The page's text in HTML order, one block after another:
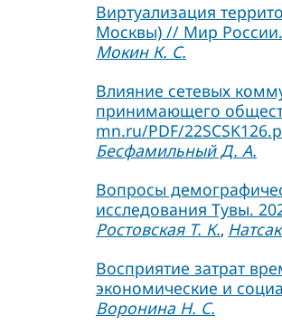
Виртуализация
Москвы) // Мир
Мокин К. С.
Влияние сетевых
принимающего
mn.ru/PDF/
Бесфамильный Д. А.
Вопросы
исследования Тувы.
Ростовская Т. К.,
Восприятие затрат
экономические и
Воронина Н. С.